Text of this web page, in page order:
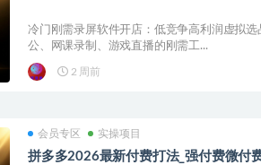
冷门刚需录屏软件开店：低竞争高利润虚拟
公、网课录制、游戏直播的刚需工...
2 周前
会员专区 实操项目
拼多多2026最新付费打法_强付费微付